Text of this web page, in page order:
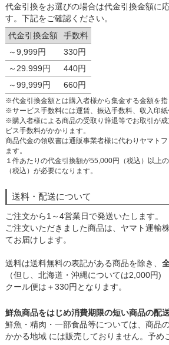
代金引換をお選びの場合は代金引換金額に
す。下記をご確認ください。
代金引換金額
手数料
～9,999円
330円
～29.999円
440円
～99,999円
660円
※代金引換金額とは購入者様から集金する金額を指
※サービス手数料には運賃、振込手数料、収入印紙
※購入者様による商品の受取り辞退等でお取引が
ビス手数料がかかります。
商品代金の領収書は通販事業者様に代わりヤマト
ます。
１件あたりの代金引換額が55,000円（税込）以上
（税込）が必要になります。
送料・配送について
ご注文から1～4営業日で発送いたします。
ご注文いただきました商品は、ヤマト運輸
てお届けします。
送料は送料無料の表記がある商品を除き、
（但し、北海道・沖縄については2,000円)
クール便は＋330円となります。
鮮魚商品をはじめ消費期限の短い商品の配
鮮魚・精肉・一部食品等については、商品
かかる地域 には販売しておりません。予め